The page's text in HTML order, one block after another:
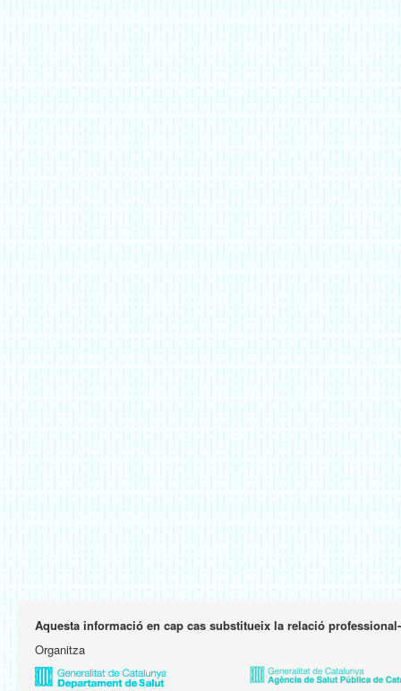
Aquesta informació en cap cas substitueix la relació
Organitza